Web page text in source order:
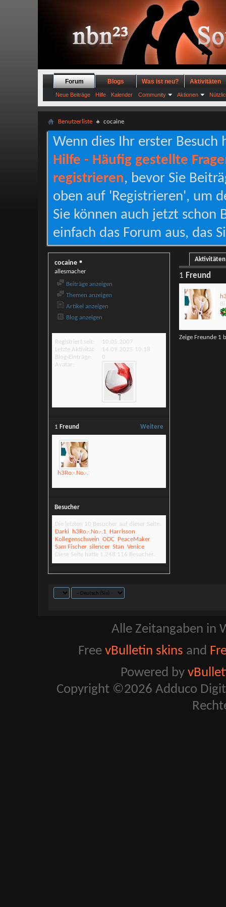
Forum
Neue Beiträge Hilfe Kalender Community Aktionen
Blogs Was ist neu? Aktivitäten
Benutzerliste cocaine
Wenn dies Ihr erster Besuch
Hilfe - Häufig gestellte
registrieren, bevor Sie
oben auf 'Registrieren', um
Sie können auch jetzt schon
einfach das Forum aus, das
cocaine
allesmacher
Beiträge anzeigen
Themen anzeigen
Artikel anzeigen
Blog anzeigen
Registriert seit
10.05.2007
Letzte Aktivität
14.09.2025 10:18
Blog-Einträge
0
Avatar
Weitere
1 Freund
h3Ro.-.No.-.1
Besucher
Die letzten 10 Besucher auf dieser Seite:
Darki
h3Ro.-.No.-.1 Harrisson
Kollegenschwein ODC PeaceMaker,
Sam Fischer, silencer, Stan Venice
Diese Seite hatte 1.248.116 Besucher.
Aktivitäten
1 Freund
Zeige Freunde 1
Alle Zeitangaben in
Free vBulletin skins and
Powered by
Copyright ©2026 Adduco